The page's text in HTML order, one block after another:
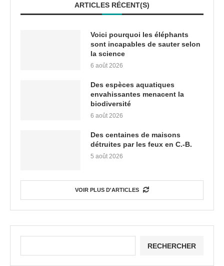
ARTICLES RÉCENT(S)
Voici pourquoi les éléphants
sont incapables de sauter selon
la science
6 août 2026
Des espèces aquatiques
envahissantes menacent la
biodiversité
6 août 2026
Des centaines de maisons
détruites par les feux en C.-B.
5 août 2026
VOIR PLUS D'ARTICLES
RECHERCHER